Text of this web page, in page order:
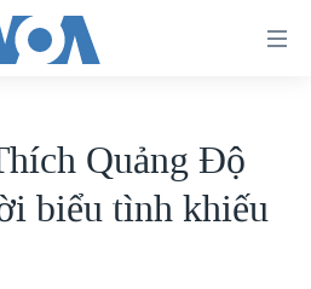
Quảng Độ
biểu tình khiếu